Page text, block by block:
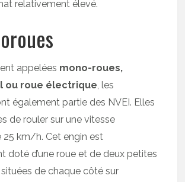
relativement élevé.
appelées mono-roues,
ou roue électrique, les
également partie des NVEI. Elles
de rouler sur une vitesse
25 km/h. Cet engin est
doté d’une roue et de deux petites
de chaque côté sur